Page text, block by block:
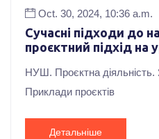
Oct. 30, 2024, 10:36 a.m.
Сучасні підходи до
проєктний підхід на
НУШ. Проєктна діяльність.
Приклади проєктів
Детальніше